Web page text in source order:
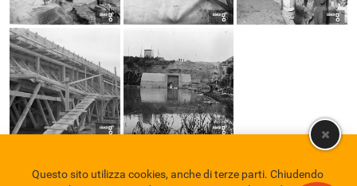
Questo sito utilizza cookies, anche di terze parti. Chiudendo